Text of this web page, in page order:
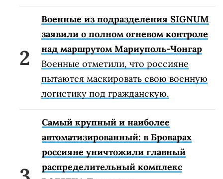
Военные из подразделения SIGNUM
заявили о полном огневом контроле
над маршрутом Мариуполь-Чонгар
Военные отметили, что россияне
пытаются маскировать свою военную
логистику под гражданскую.
Самый крупный и наиболее
автоматизированный: в Броварах
россияне уничтожили главный
распределительный комплекс